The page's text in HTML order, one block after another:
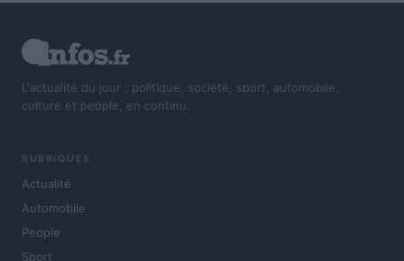
L'actualité du jour : politique, société, sport, automobile,
culture et people, en continu.
RUBRIQUES
Actualité
Automobile
People
Sport